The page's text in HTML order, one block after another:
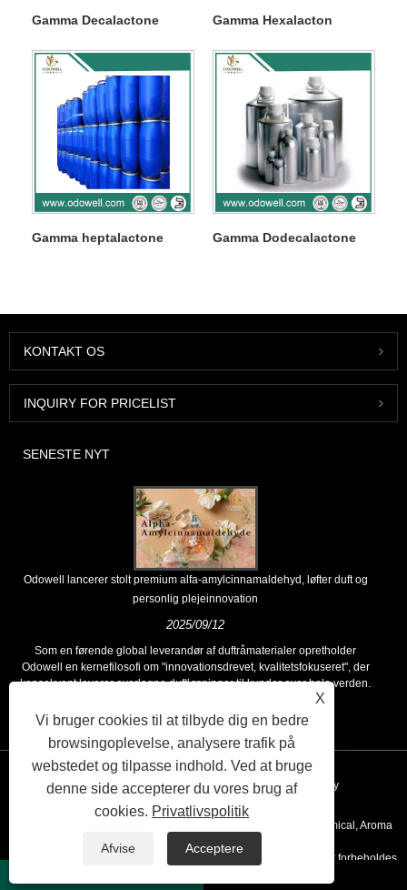
Gamma Decalactone Gamma Hexalacton
Gamma heptalactone Gamma Dodecalactone
KONTAKT OS
INQUIRY FOR PRICELIST
SENESTE NYT
Odowell lancerer stolt premium alfa-amylcinnamaldehyd, løfter duft og
personlig plejeinnovation
2025/09/12
Som en førende global leverandør af duftråmaterialer opretholder
Odowell en kernefilosofi om "innovationsdrevet, kvalitetsfokuseret", der
konsekvent leverer overlegne duftløsninger til kunder over hele verden.
Links Sitemap RSS XML Privacy Policy
Copyright © 2020 Kunshan Odowell co., Ltd - China Aroma Chemical, Aroma
Ingredient Producenter, Essential Oil Leverandører Alle rettigheder forbeholdes.
X
Vi bruger cookies til at tilbyde dig en bedre
browsingoplevelse, analysere trafik på
webstedet og tilpasse indhold. Ved at bruge
denne side accepterer du vores brug af
cookies. Privatlivspolitik
Afvise Acceptere